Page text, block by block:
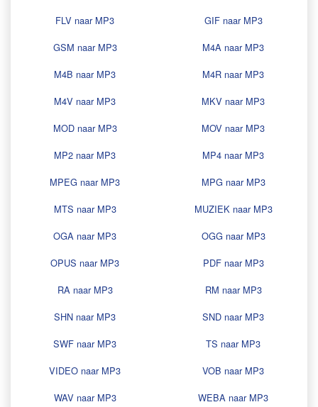
FLV naar MP3
GIF naar MP3
GSM naar MP3
M4A naar MP3
M4B naar MP3
M4R naar MP3
M4V naar MP3
MKV naar MP3
MOD naar MP3
MOV naar MP3
MP2 naar MP3
MP4 naar MP3
MPEG naar MP3
MPG naar MP3
MTS naar MP3
MUZIEK naar MP3
OGA naar MP3
OGG naar MP3
OPUS naar MP3
PDF naar MP3
RA naar MP3
RM naar MP3
SHN naar MP3
SND naar MP3
SWF naar MP3
TS naar MP3
VIDEO naar MP3
VOB naar MP3
WAV naar MP3
WEBA naar MP3